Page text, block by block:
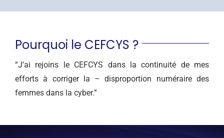
Pourquoi le CEFCYS ?
“J’ai rejoins le CEFCYS dans la continuité de mes
efforts à corriger la – disproportion numéraire des
femmes dans la cyber.”